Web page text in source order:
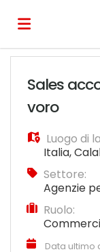
di
lavoro
Carica
il
Login
Sales
voro
Luogo di
Italia,
Settore:
Agenzie
Ruolo:
Data ultimo